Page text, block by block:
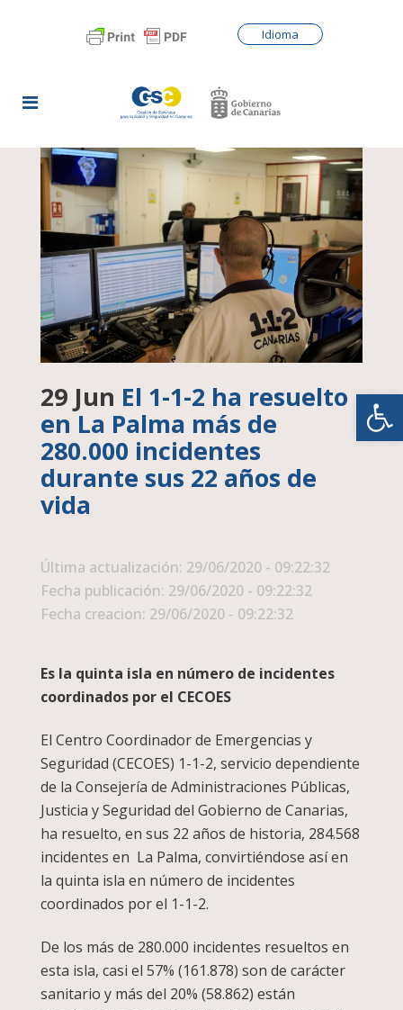
Idioma
29 Jun El 1-1-2 ha resuelto
en La Palma más de
280.000 incidentes
durante sus 22 años de
vida
Última actualización: 29/06/2020 - 09:22:32
Fecha publicación: 29/06/2020 - 09:22:32
Fecha creacion: 29/06/2020 - 09:22:32
Es la quinta isla en número de incidentes
coordinados por el CECOES
El Centro Coordinador de Emergencias y
Seguridad (CECOES) 1-1-2, servicio dependiente
de la Consejería de Administraciones Públicas,
Justicia y Seguridad del Gobierno de Canarias,
ha resuelto, en sus 22 años de historia, 284.568
incidentes en La Palma, convirtiéndose así en
la quinta isla en número de incidentes
coordinados por el 1-1-2.
De los más de 280.000 incidentes resueltos en
esta isla, casi el 57% (161.878) son de carácter
sanitario y más del 20% (58.862) están